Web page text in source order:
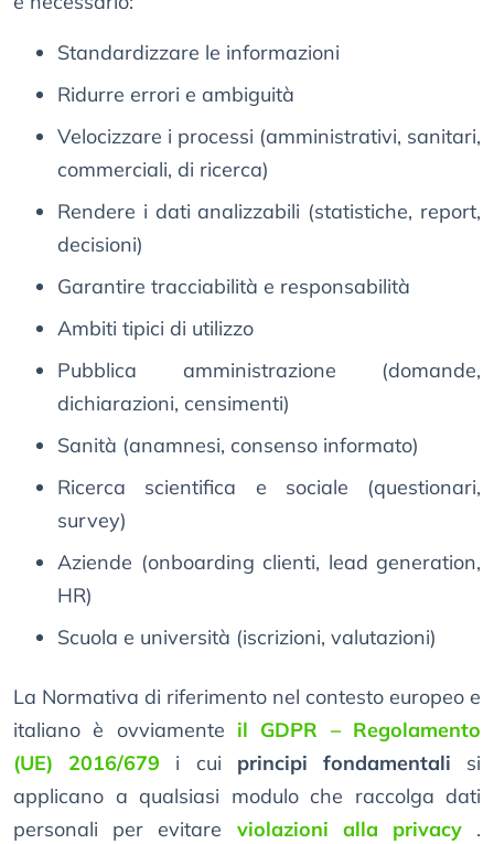
Standardizzare le informazioni
Ridurre errori e ambiguità
Velocizzare i processi (amministrativi, sanitari,
commerciali, di ricerca)
Rendere i dati analizzabili (statistiche, report,
decisioni)
Garantire tracciabilità e responsabilità
Ambiti tipici di utilizzo
Pubblica amministrazione (domande,
dichiarazioni, censimenti)
Sanità (anamnesi, consenso informato)
Ricerca scientifica e sociale (questionari,
survey)
Aziende (onboarding clienti, lead generation,
HR)
Scuola e università (iscrizioni, valutazioni)
La Normativa di riferimento nel contesto europeo e
italiano è ovviamente il GDPR – Regolamento
(UE) 2016/679 i cui principi fondamentali si
applicano a qualsiasi modulo che raccolga dati
personali per evitare violazioni alla privacy.